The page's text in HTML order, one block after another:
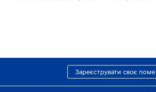
Зареєструвати своє